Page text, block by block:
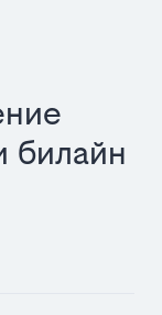
билайн